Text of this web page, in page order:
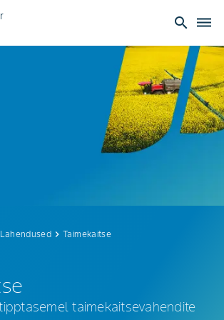
search dehaze
keyboard_arrow_rightTaimekaitse
taimekaitsevahendite